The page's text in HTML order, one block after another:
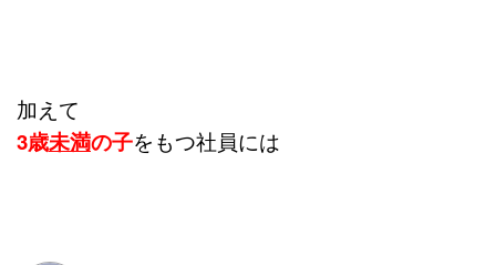
加えて
3歳未満の子をもつ社員には